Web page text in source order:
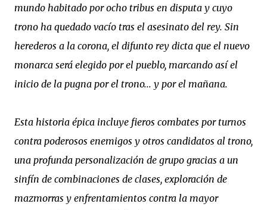
mundo habitado por ocho tribus en disputa y cuyo
trono ha quedado vacío tras el asesinato del rey. Sin
herederos a la corona, el difunto rey dicta que el nuevo
monarca será elegido por el pueblo, marcando así el
inicio de la pugna por el trono... y por el mañana.
Esta historia épica incluye fieros combates por turnos
contra poderosos enemigos y otros candidatos al trono,
una profunda personalización de grupo gracias a un
sinfín de combinaciones de clases, exploración de
mazmorras y enfrentamientos contra la mayor